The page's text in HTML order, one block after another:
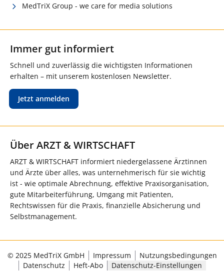
MedTriX Group - we care for media solutions
Immer gut informiert
Schnell und zuverlässig die wichtigsten Informationen
erhalten – mit unserem kostenlosen Newsletter.
Jetzt anmelden
Über ARZT & WIRTSCHAFT
ARZT & WIRTSCHAFT informiert niedergelassene Ärztinnen
und Ärzte über alles, was unternehmerisch für sie wichtig
ist - wie optimale Abrechnung, effektive Praxisorganisation,
gute Mitarbeiterführung, Umgang mit Patienten,
Rechtswissen für die Praxis, finanzielle Absicherung und
Selbstmanagement.
© 2025 MedTriX GmbH Impressum
Nutzungsbedingungen
Datenschutz
Heft-Abo Datenschutz-Einstellungen